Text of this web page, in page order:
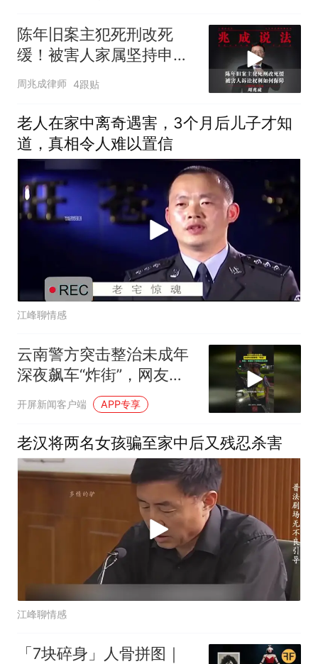
陈年旧案主犯死刑改死
缓！被害人家属坚持申诉
16年，诉讼权利该如何保
周兆成律师 4跟贴
老人在家中离奇遇害，3个月后儿子才知
道，真相令人难以置信
江峰聊情感
云南警方突击整治未成年
深夜飙车“炸街”，网友：
抓得好！为警察叔叔点赞
开屏新闻客户端 APP专享
老汉将两名女孩骗至家中后又残忍杀害
江峰聊情感
「7块碎身」人骨拼图｜